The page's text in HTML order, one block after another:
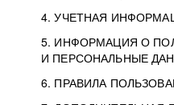
4. УЧЕТНАЯ
5. ИНФОРМАЦИЯ О
И ПЕРСОНАЛЬНЫЕ
6. ПРАВИЛА